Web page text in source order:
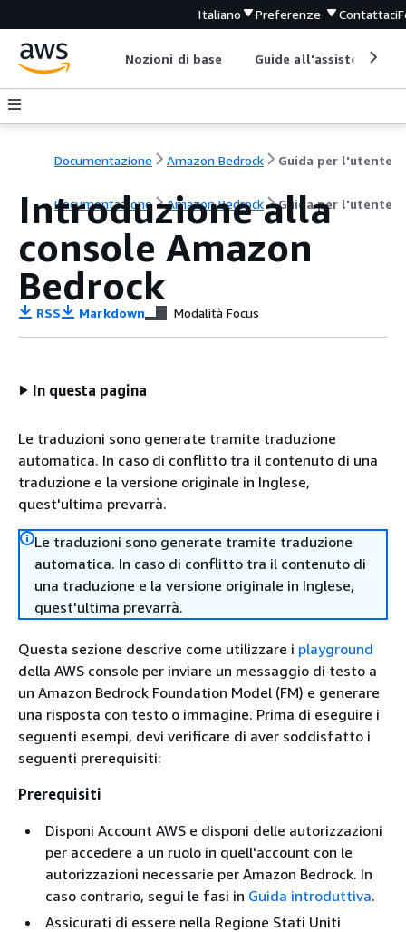
Italiano Preferenze Contattaci
Nozioni di base Guide all'assistenza
Documentazione Amazon Bedrock Guida per l'utente
Documentazione Amazon Bedrock Guida per l'utente
Introduzione alla
console Amazon
Bedrock
RSS Markdown Modalità Focus
In questa pagina
Le traduzioni sono generate tramite traduzione
automatica. In caso di conflitto tra il contenuto di una
traduzione e la versione originale in Inglese,
quest'ultima prevarrà.
Le traduzioni sono generate tramite traduzione
automatica. In caso di conflitto tra il contenuto di
una traduzione e la versione originale in Inglese,
quest'ultima prevarrà.
Questa sezione descrive come utilizzare i playground
della AWS console per inviare un messaggio di testo a
un Amazon Bedrock Foundation Model (FM) e generare
una risposta con testo o immagine. Prima di eseguire i
seguenti esempi, devi verificare di aver soddisfatto i
seguenti prerequisiti:
Prerequisiti
Disponi Account AWS e disponi delle autorizzazioni
per accedere a un ruolo in quell'account con le
autorizzazioni necessarie per Amazon Bedrock. In
caso contrario, segui le fasi in Guida introduttiva.
Assicurati di essere nella Regione Stati Uniti